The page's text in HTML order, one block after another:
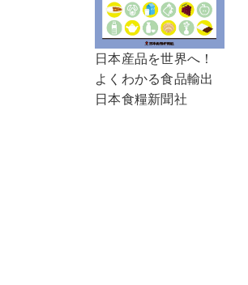
日本産品を世界へ！
よくわかる食品輸出
日本食糧新聞社